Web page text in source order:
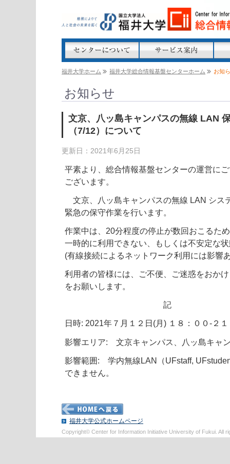
福井大学ホーム 福井大学総合情報基盤センターホーム お知
お知らせ
文京、八ッ島キャンパスの無線 LAN
（7/12）について
更新日：2021年6月25日
平素より、総合情報基盤センターの運営に
ございます。
文京、八ッ島キャンパスの無線 LAN シス
緊急の保守作業を行います。
作業中は、20分程度の停止が数回おこるた
一時的に利用できない、もしくは不安定な
(有線接続によるネットワーク利用には影響
利用者の皆様には、ご不便、ご迷惑をおか
をお願いします。
記
日時: 2021年７月１２日(月) １８：００-２
影響エリア: 文京キャンパス、八ッ島キャ
影響範囲: 学内無線LAN（UFstaff,
できません。
福井大学公式ホームページ
Copyright© Center for Information Initiative University of Fukui. All